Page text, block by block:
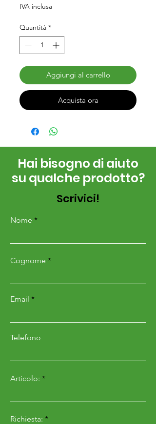
IVA inclusa
Quantità *
Aggiungi al carrello
Acquista ora
Hai bisogno di aiuto
su qualche prodotto?
Scrivici!
Nome
Cognome
Email
Telefono
Articolo:
Richiesta: